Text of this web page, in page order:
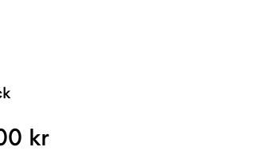
priset var:
krDet nuvarande